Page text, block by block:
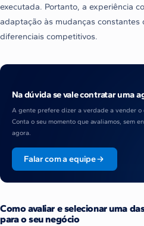
executada. Portanto, a experiência
adaptação às mudanças
diferenciais competitivos.
Na dúvida se vale contratar uma
A gente prefere dizer a verdade a vender o
Conta o seu momento que avaliamos, sem
agora.
Falar com a equipe
Como avaliar e selecionar uma
para o seu negócio